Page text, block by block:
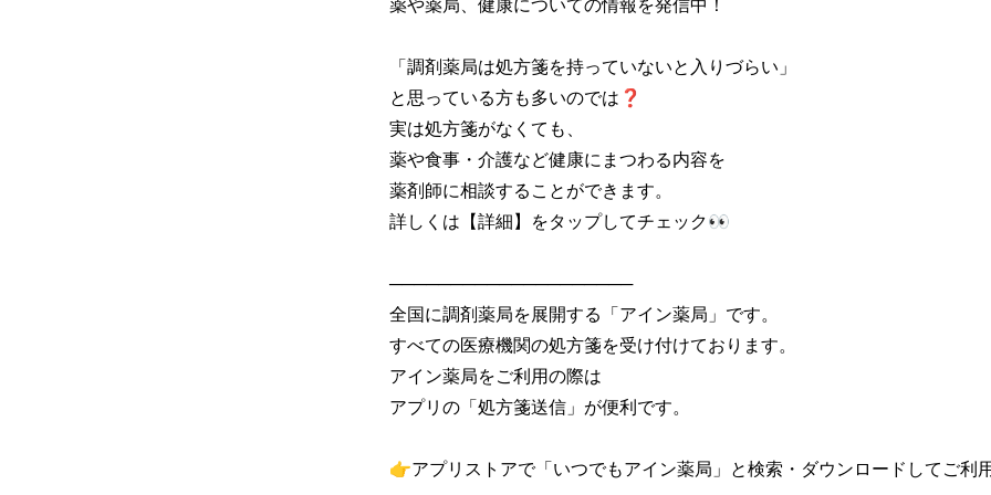
「調剤薬局は処方箋を持っていないと入りづらい」
と思っている方も多いのでは❓
実は処方箋がなくても、
薬や食事・介護など健康にまつわる内容を
薬剤師に相談することができます。
詳しくは【詳細】をタップしてチェック👀
────────────────────
全国に調剤薬局を展開する「アイン薬局」です。
すべての医療機関の処方箋を受け付けております。
アイン薬局をご利用の際は
アプリの「処方箋送信」が便利です。
👉アプリストアで「いつでもアイン薬局」と検索・ダウンロードしてご利用